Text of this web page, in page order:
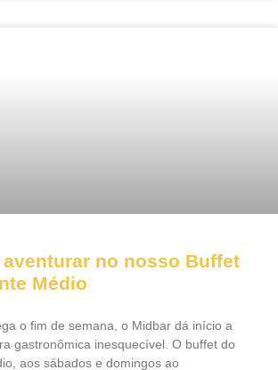
aventurar no nosso Buffet
Médio
o fim de semana, o Midbar dá início a
gastronômica inesquecível. O buffet do
aos sábados e domingos ao